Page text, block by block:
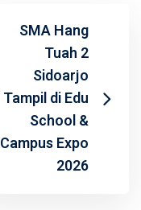
SMA Hang
Tuah 2
Sidoarjo
Tampil di Edu
School &
Campus Expo
2026